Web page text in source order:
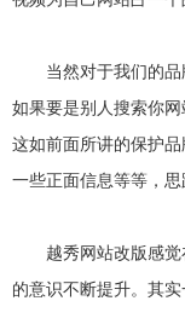
当然对于我们的品
如果要是别人搜索你
这如前面所讲的保护
一些正面信息等等，思
越秀网站改版感
的意识不断提升。其